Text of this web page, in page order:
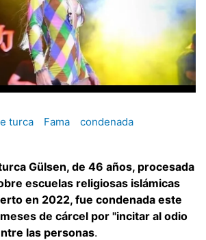
turca Fama
condenada
Gülsen, de 46 años, procesada
escuelas religiosas islámicas
en 2022, fue condenada este
de cárcel por "incitar al odio
las personas.